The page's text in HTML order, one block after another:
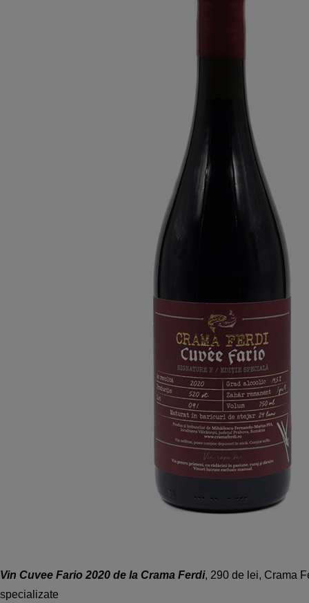
Vin Cuvee Fario 2020 de la Crama Ferdi, 290 de lei, Crama
specializate